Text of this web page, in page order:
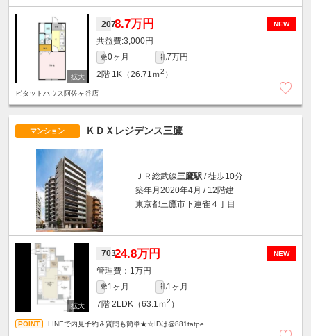
NEW
2078.7万円
3,000円
敷0ヶ月 礼7万円
2階 1K（26.71ｍ2 ）
ピタットハウス阿佐ヶ谷店
マンション ＫＤＸレジデンス三鷹
ＪＲ総武線三鷹駅 / 徒歩10分
築年月2020年4月 / 12階建
東京都三鷹市下連雀４丁目
NEW
70324.8万円
1万円
敷1ヶ月 礼1ヶ月
7階 2LDK（63.1ｍ2 ）
LINEで内見予約＆質問も簡単★☆IDは@881tatpe